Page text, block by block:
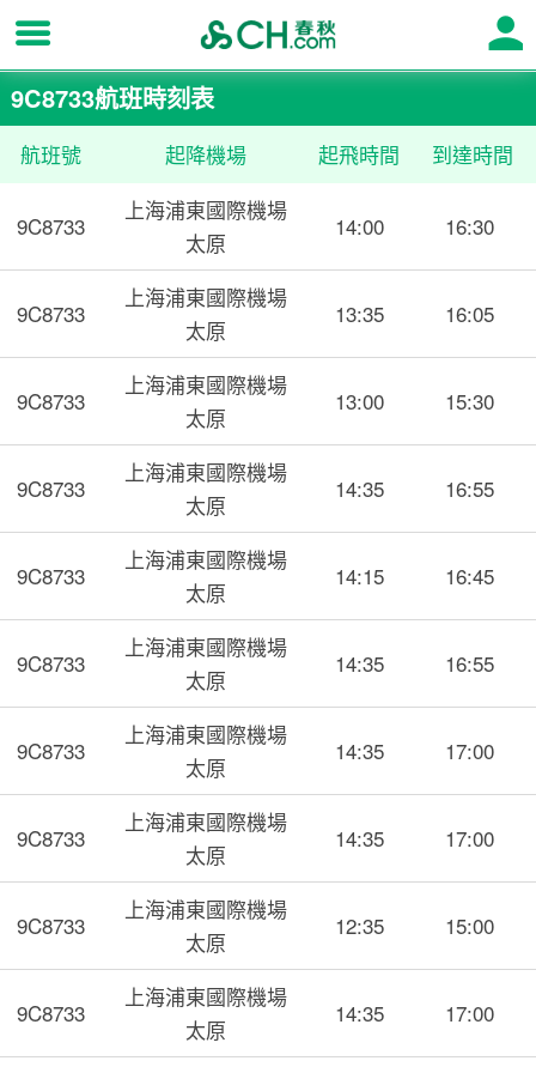
9C8733航班時刻表
航班號 起降機場 起飛時間 到達時間
9C8733
上海浦東國際機場
太原
14:00 16:30
9C8733
上海浦東國際機場
太原
13:35 16:05
9C8733
上海浦東國際機場
太原
13:00 15:30
9C8733
上海浦東國際機場
太原
14:35 16:55
9C8733
上海浦東國際機場
太原
14:15 16:45
9C8733
上海浦東國際機場
太原
14:35 16:55
9C8733
上海浦東國際機場
太原
14:35 17:00
9C8733
上海浦東國際機場
太原
14:35 17:00
9C8733
上海浦東國際機場
太原
12:35 15:00
9C8733
上海浦東國際機場
太原
14:35 17:00